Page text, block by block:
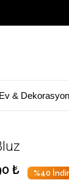
Ev & Dekorasyon
₺ %40